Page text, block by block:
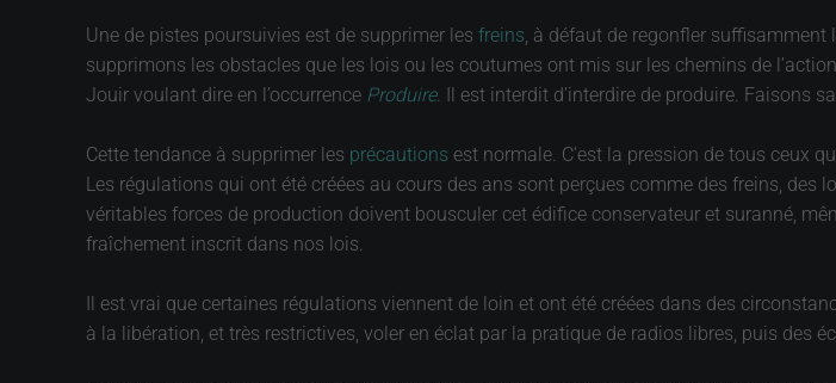
Une de pistes poursuivies est de supprimer les freins, à défaut de regonfler
supprimons les obstacles que les lois ou les coutumes ont mis sur les chemins de
Jouir voulant dire en l’occurrence Produire. Il est interdit d’interdire de produire. Faisons
Cette tendance à supprimer les précautions est normale. C’est la pression de tous ceux
Les régulations qui ont été créées au cours des ans sont perçues comme des freins,
véritables forces de production doivent bousculer cet édifice conservateur et suranné,
fraîchement inscrit dans nos lois.
Il est vrai que certaines régulations viennent de loin et ont été créées dans des
à la libération, et très restrictives, voler en éclat par la pratique de radios libres, puis des